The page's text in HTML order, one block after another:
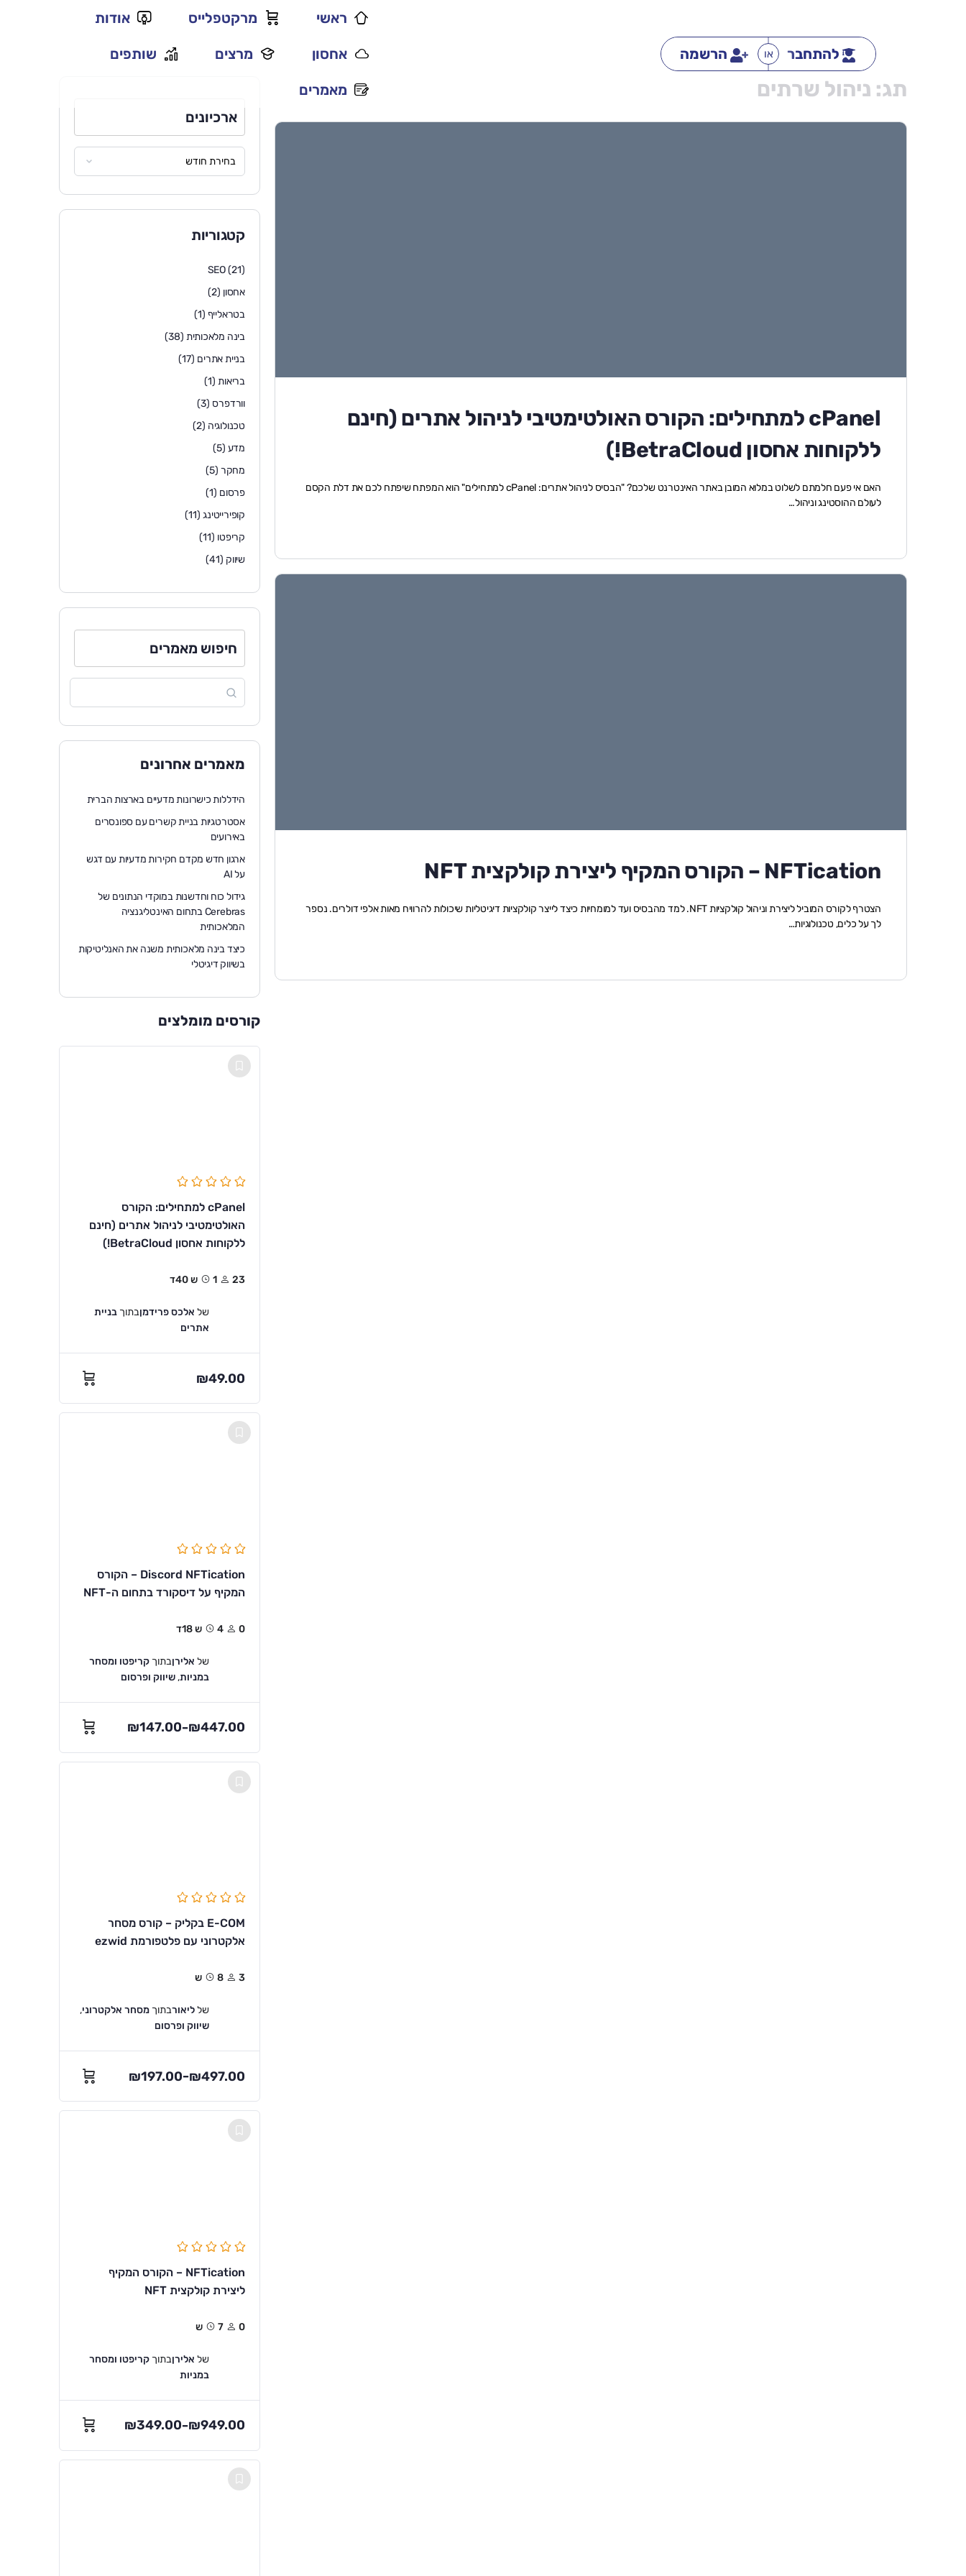
להתחבר או הרשמה
ראשי מרקטפלייס אודות
אחסון מרצים שותפים
מאמרים תג: ניהול שרתים
cPanel למתחילים: הקורס האולטימטיבי לניהול אתרים (חינם
ללקוחות אחסון BetraCloud!)
האם אי פעם חלמתם לשלוט במלוא המובן באתר האינטרנט שלכם? "הבסיס לניהול אתרים: cPanel למתחילים" הוא המפתח שיפתח לכם את דלת הקסם
לעולם ההוסטינג וניהול…
NFTication – הקורס המקיף ליצירת קולקצית NFT
הצטרף לקורס המוביל ליצירת וניהול קולקציות NFT. למד מהבסיס ועד למומחיות כיצד לייצר קולקציות דיגיטליות שיכולות להרוויח מאות אלפי דולרים. נספר
לך על כלים, טכנולוגיות…
ארכיונים
קטגוריות
SEO(21)
אחסון (2)
בטראלייף (1)
בינה מלאכותית (38)
בניית אתרים (17)
בריאות(1)
וורדפרס (3)
טכנולוגיה (2)
מדע (5)
מחקר (5)
פרסום (1)
קופירייטינג(11)
קריפטו (11)
שיווק (41)
חיפוש מאמרים
מאמרים אחרונים
הידללות כישרונות מדעיים בארצות הברית
אסטרטגיות בניית קשרים עם ספונסרים
באירועים
ארגון חדש מקדם חקירות מדעיות עם דגש
על AI
גידול כוח וחדשנות במוקדי הנתונים של
Cerebras בתחום האינטליגנציה
המלאכותית
כיצד בינה מלאכותית משנה את האנליטיקות
בשיווק דיגיטלי
קורסים מומלצים
cPanel למתחילים: הקורס
האולטימטיבי לניהול אתרים (חינם
ללקוחות אחסון BetraCloud!)
23 1ש 40ד
של אלכס פרידמןבתוך בניית
אתרים
₪49.00
Discord NFTication – הקורס
המקיף על דיסקורד בתחום ה-NFT
0 4ש 18ד
של אלירןבתוך קריפטו ומסחר
במניות, שיווק ופרסום
₪147.00–₪447.00
E-COM בקליק – קורס מסחר
אלקטרוני עם פלטפורמת ezwid
3 8ש
שלליאורבתוך מסחר אלקטרוני,
שיווק ופרסום
₪197.00–₪497.00
NFTication – הקורס המקיף
ליצירת קולקצית NFT
0 7ש
של אלירןבתוך קריפטו ומסחר
במניות
₪349.00–₪949.00